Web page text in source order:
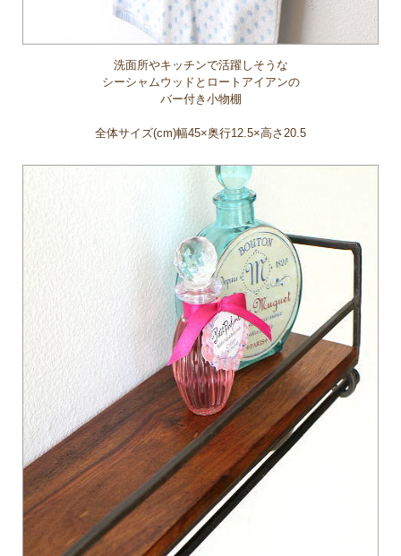
洗面所やキッチンで活躍しそうな
シーシャムウッドとロートアイアンの
バー付き小物棚
全体サイズ(cm)幅45×奥行12.5×高さ20.5